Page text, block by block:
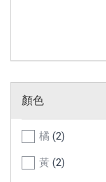
顏色
橘 (2)
黃 (2)